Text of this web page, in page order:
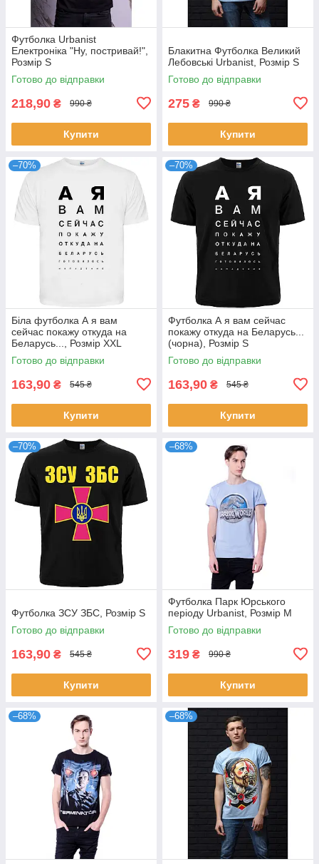
Футболка Urbanist
Електроніка "Ну, постривай!",
Розмір S
Готово до відправки
218,90 ₴ 990 ₴
Купити
Блакитна Футболка Великий
Лебовські Urbanist, Розмір S
Готово до відправки
275 ₴ 990 ₴
Купити
–70%
Біла футболка А я вам
сейчас покажу откуда на
Беларусь..., Розмір XXL
Готово до відправки
163,90 ₴ 545 ₴
Купити
–70%
Футболка А я вам сейчас
покажу откуда на Беларусь...
(чорна), Розмір S
Готово до відправки
163,90 ₴ 545 ₴
Купити
–70%
Футболка ЗСУ ЗБС, Розмір S
Готово до відправки
163,90 ₴ 545 ₴
Купити
–68%
Футболка Парк Юрського
періоду Urbanist, Розмір M
Готово до відправки
319 ₴ 990 ₴
Купити
–68% –68%